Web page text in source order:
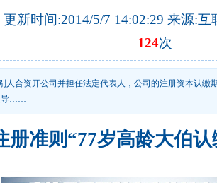
新时间:2014/5/7 14:02:29 来源:
124次
人合资开公司并担任法定代表人，公司的注册资本认缴
导……
册准则“77岁高龄大伯